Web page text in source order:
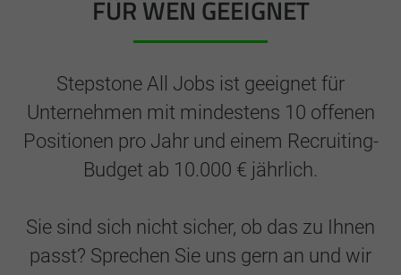
FÜR WEN GEEIGNET
Stepstone All Jobs ist geeignet für
Unternehmen mit mindestens 10 offenen
Positionen pro Jahr und einem Recruiting-
Budget ab 10.000 € jährlich.
Sie sind sich nicht sicher, ob das zu Ihnen
passt? Sprechen Sie uns gern an und wir